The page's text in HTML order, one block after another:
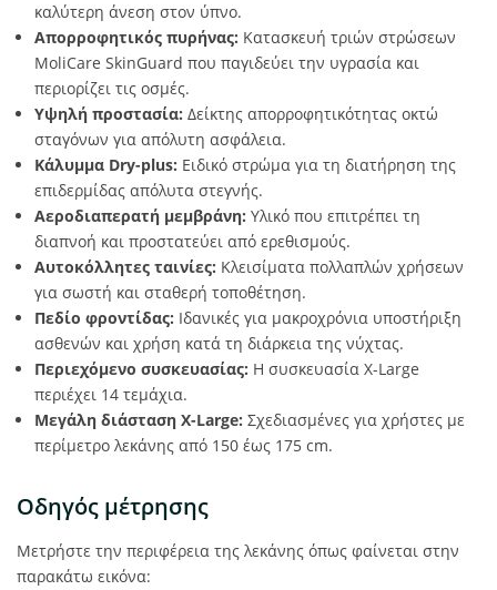
καλύτερη άνεση στον ύπνο.
Απορροφητικός πυρήνας: Κατασκευή τριών στρώσεων
MoliCare SkinGuard που παγιδεύει την υγρασία και
περιορίζει τις οσμές.
Υψηλή προστασία: Δείκτης απορροφητικότητας οκτώ
σταγόνων για απόλυτη ασφάλεια.
Κάλυμμα Dry-plus: Ειδικό στρώμα για τη διατήρηση της
επιδερμίδας απόλυτα στεγνής.
Αεροδιαπερατή μεμβράνη: Υλικό που επιτρέπει τη
διαπνοή και προστατεύει από ερεθισμούς.
Αυτοκόλλητες ταινίες: Κλεισίματα πολλαπλών χρήσεων
για σωστή και σταθερή τοποθέτηση.
Πεδίο φροντίδας: Ιδανικές για μακροχρόνια υποστήριξη
ασθενών και χρήση κατά τη διάρκεια της νύχτας.
Περιεχόμενο συσκευασίας: Η συσκευασία X-Large
περιέχει 14 τεμάχια.
Μεγάλη διάσταση X-Large: Σχεδιασμένες για χρήστες με
περίμετρο λεκάνης από 150 έως 175 cm.
Οδηγός μέτρησης
Μετρήστε την περιφέρεια της λεκάνης όπως φαίνεται στην
παρακάτω εικόνα: